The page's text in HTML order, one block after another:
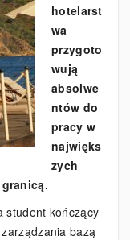
hotelarst
wa
przygoto
wują
absolwe
ntów do
pracy w
najwięks
zych
student kończący
bazą